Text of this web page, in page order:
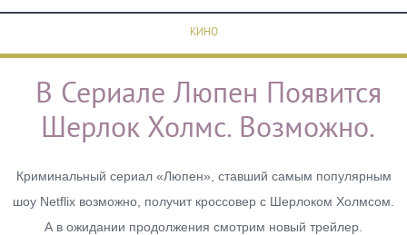
КИНО
В Сериале Люпен Появится
Шерлок Холмс. Возможно.
Криминальный сериал «Люпен», ставший самым популярным
шоу Netflix возможно, получит кроссовер с Шерлоком Холмсом.
А в ожидании продолжения смотрим новый трейлер.